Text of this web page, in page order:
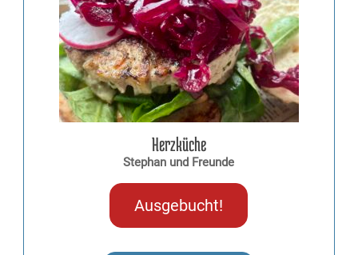
Herzküche
Stephan und Freunde
Ausgebucht!